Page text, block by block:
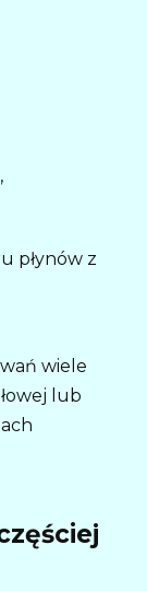
płynów z
wiele
lub